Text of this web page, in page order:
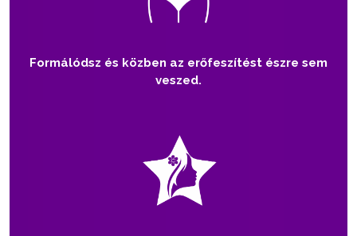
Formálódsz és közben az erőfeszítést észre sem
veszed.